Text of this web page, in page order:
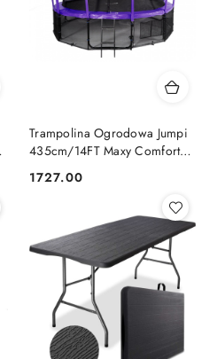
Trampolina Ogrodowa Jumpi
435cm/14FT Maxy Comfort
Siatką Jumpi
Cena:
1727.00